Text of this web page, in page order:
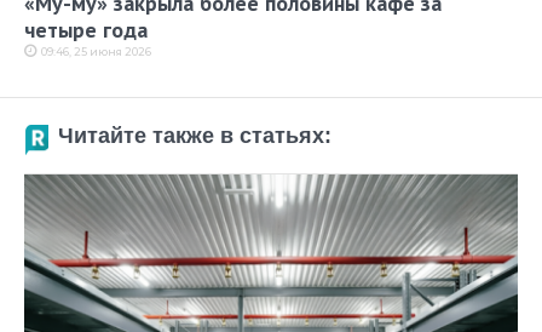
четыре года
09:46, 25 июня 2026
Читайте также в статьях: